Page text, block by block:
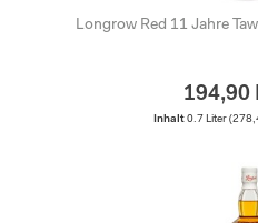
Longrow Red 11 Jahre
194,90
Inhalt 0.7 Liter